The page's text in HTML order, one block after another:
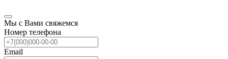
Мы с Вами свяжемся
Номер телефона
Email